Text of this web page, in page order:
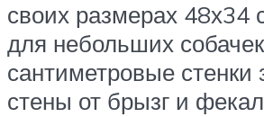
своих размерах 48х34
для небольших
сантиметровые
стены от брызг и